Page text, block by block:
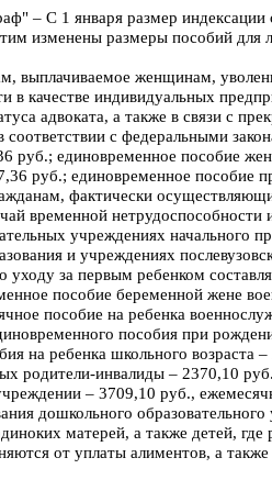
– С 1 января размер индексации
изменены размеры пособий
выплачиваемое женщинам,
в качестве индивидуальных
адвоката, а также в связи с
соответствии с федеральными
руб.; единовременное пособие
руб.; единовременное пособие
фактически
временной
учреждениях начального
и учреждениях
уходу за первым ребенком
пособие беременной жене
пособие на ребенка
пособия при
на ребенка школьного
родители-инвалиды – 2370,10
– 3709,10 руб.,
дошкольного
матерей, а также детей,
от уплаты алиментов, а